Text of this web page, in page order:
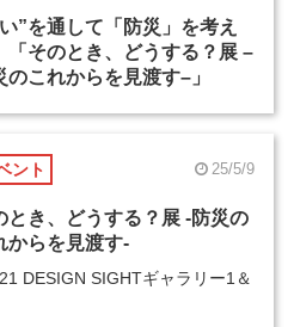
”を通して「防災」を考え
「そのとき、どうする？展 –
のこれからを見渡す–」
ント 25/5/9
とき、どうする？展 -防災の
からを見渡す-
DESIGN SIGHTギャラリー1＆